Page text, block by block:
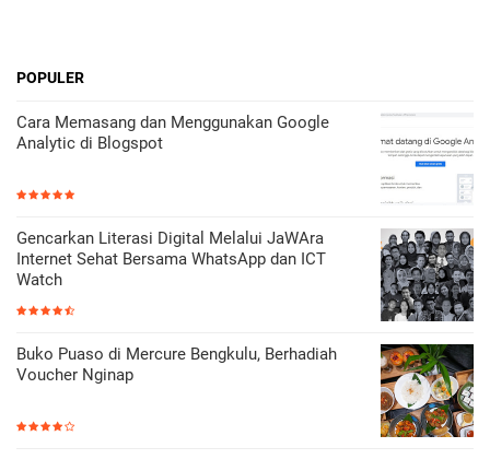
POPULER
Cara Memasang dan Menggunakan Google
Analytic di Blogspot
Gencarkan Literasi Digital Melalui JaWAra
Internet Sehat Bersama WhatsApp dan ICT
Watch
Buko Puaso di Mercure Bengkulu, Berhadiah
Voucher Nginap